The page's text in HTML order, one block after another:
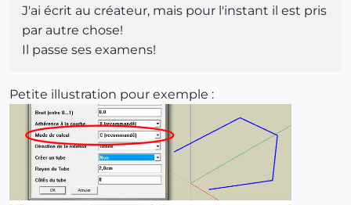
J'ai écrit au créateur, mais pour l'instant il est pris
par autre chose!
Il passe ses examens!
Petite illustration pour exemple :